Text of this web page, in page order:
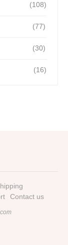
(108)
(77)
(30)
(16)
Contact us